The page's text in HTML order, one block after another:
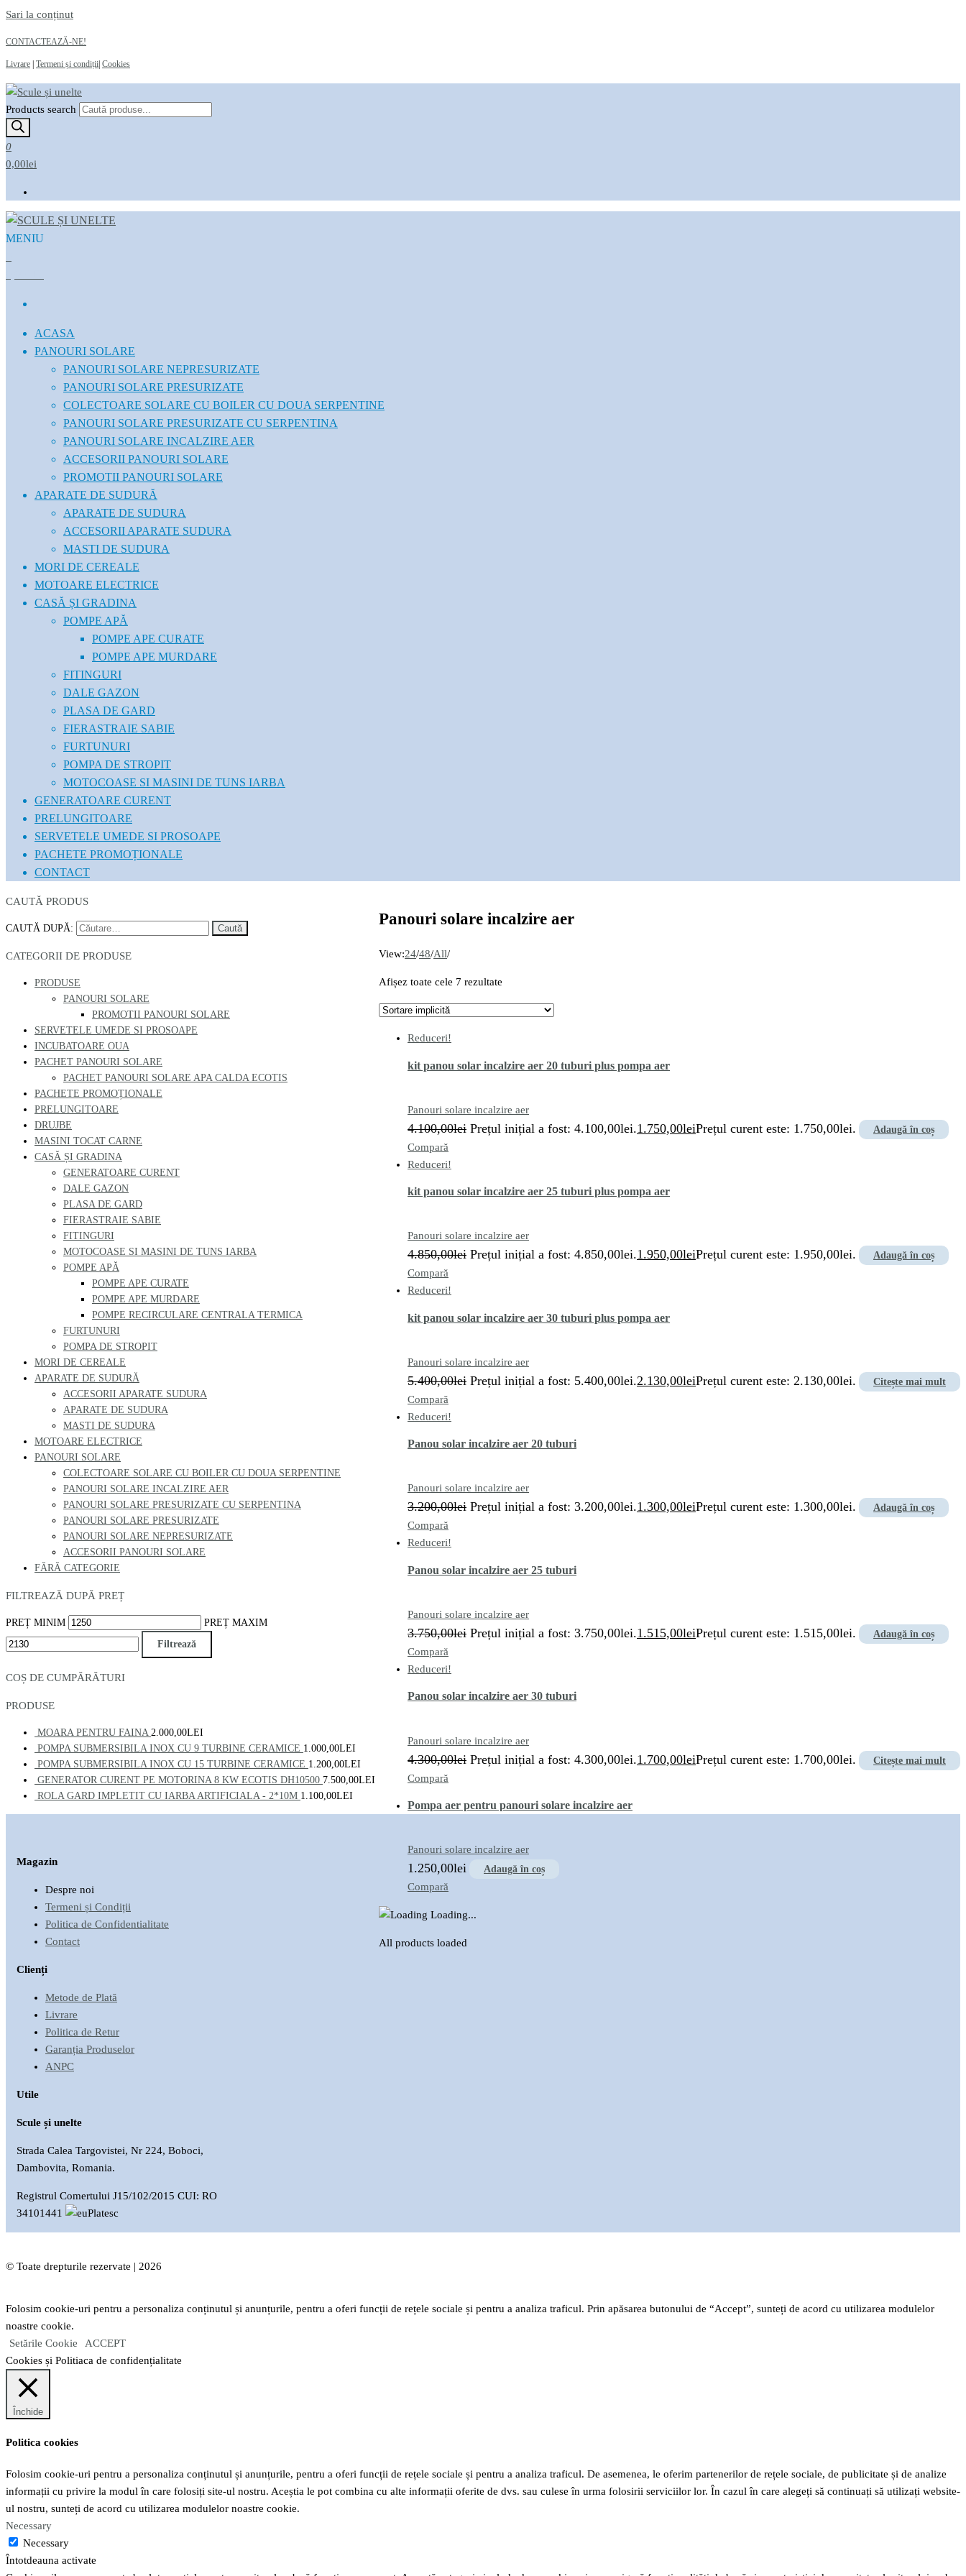
Sari la conținut
CONTACTEAZĂ-NE!
Livrare Termeni și condiții Cookies
Scule și unelte
Magazin online
Products search
0
0,00lei
MENIU
ACASA
PANOURI SOLARE
PANOURI SOLARE NEPRESURIZATE
PANOURI SOLARE PRESURIZATE
COLECTOARE SOLARE CU BOILER CU DOUA SERPENTINE
PANOURI SOLARE PRESURIZATE CU SERPENTINA
PANOURI SOLARE INCALZIRE AER
ACCESORII PANOURI SOLARE
PROMOTII PANOURI SOLARE
APARATE DE SUDURĂ
APARATE DE SUDURA
ACCESORII APARATE SUDURA
MASTI DE SUDURA
MORI DE CEREALE
MOTOARE ELECTRICE
CASĂ ȘI GRADINA
POMPE APĂ
POMPE APE CURATE
POMPE APE MURDARE
FITINGURI
DALE GAZON
PLASA DE GARD
FIERASTRAIE SABIE
FURTUNURI
POMPA DE STROPIT
MOTOCOASE SI MASINI DE TUNS IARBA
GENERATOARE CURENT
PRELUNGITOARE
SERVETELE UMEDE SI PROSOAPE
PACHETE PROMOȚIONALE
CONTACT
Panouri solare incalzire aer
View:24/48/All/
Afișez toate cele 7 rezultate
Reduceri!
kit panou solar incalzire aer 20 tuburi plus pompa aer
Panouri solare incalzire aer
4.100,00lei Prețul inițial a fost: 4.100,00lei.1.750,00leiPrețul curent este: 1.750,00lei. Adaugă în coș
Compară
Reduceri!
kit panou solar incalzire aer 25 tuburi plus pompa aer
Panouri solare incalzire aer
4.850,00lei Prețul inițial a fost: 4.850,00lei.1.950,00leiPrețul curent este: 1.950,00lei. Adaugă în coș
Compară
Reduceri!
kit panou solar incalzire aer 30 tuburi plus pompa aer
Panouri solare incalzire aer
5.400,00lei Prețul inițial a fost: 5.400,00lei.2.130,00leiPrețul curent este: 2.130,00lei. Citește mai mult
Compară
Reduceri!
Panou solar incalzire aer 20 tuburi
Panouri solare incalzire aer
3.200,00lei Prețul inițial a fost: 3.200,00lei.1.300,00leiPrețul curent este: 1.300,00lei. Adaugă în coș
Compară
Reduceri!
Panou solar incalzire aer 25 tuburi
Panouri solare incalzire aer
3.750,00lei Prețul inițial a fost: 3.750,00lei.1.515,00leiPrețul curent este: 1.515,00lei. Adaugă în coș
Compară
Reduceri!
Panou solar incalzire aer 30 tuburi
Panouri solare incalzire aer
4.300,00lei Prețul inițial a fost: 4.300,00lei.1.700,00leiPrețul curent este: 1.700,00lei. Citește mai mult
Compară
Pompa aer pentru panouri solare incalzire aer
Panouri solare incalzire aer
1.250,00lei Adaugă în coș
Compară
Loading...
All products loaded
CAUTĂ PRODUS
CAUTĂ DUPĂ:
CATEGORII DE PRODUSE
PRODUSE
PANOURI SOLARE
PROMOTII PANOURI SOLARE
SERVETELE UMEDE SI PROSOAPE
INCUBATOARE OUA
PACHET PANOURI SOLARE
PACHET PANOURI SOLARE APA CALDA ECOTIS
PACHETE PROMOȚIONALE
PRELUNGITOARE
DRUJBE
MASINI TOCAT CARNE
CASĂ ȘI GRADINA
GENERATOARE CURENT
DALE GAZON
PLASA DE GARD
FIERASTRAIE SABIE
FITINGURI
MOTOCOASE SI MASINI DE TUNS IARBA
POMPE APĂ
POMPE APE CURATE
POMPE APE MURDARE
POMPE RECIRCULARE CENTRALA TERMICA
FURTUNURI
POMPA DE STROPIT
MORI DE CEREALE
APARATE DE SUDURĂ
ACCESORII APARATE SUDURA
APARATE DE SUDURA
MASTI DE SUDURA
MOTOARE ELECTRICE
PANOURI SOLARE
COLECTOARE SOLARE CU BOILER CU DOUA SERPENTINE
PANOURI SOLARE INCALZIRE AER
PANOURI SOLARE PRESURIZATE CU SERPENTINA
PANOURI SOLARE PRESURIZATE
PANOURI SOLARE NEPRESURIZATE
ACCESORII PANOURI SOLARE
FĂRĂ CATEGORIE
FILTREAZĂ DUPĂ PREȚ
PREȚ MINIM
PREȚ MAXIM
Filtrează
COȘ DE CUMPĂRĂTURI
PRODUSE
MOARA PENTRU FAINA 2.000,00LEI
POMPA SUBMERSIBILA INOX CU 9 TURBINE CERAMICE 1.000,00LEI
POMPA SUBMERSIBILA INOX CU 15 TURBINE CERAMICE 1.200,00LEI
GENERATOR CURENT PE MOTORINA 8 KW ECOTIS DH10500 7.500,00LEI
ROLA GARD IMPLETIT CU IARBA ARTIFICIALA - 2*10M 1.100,00LEI
Magazin
Despre noi
Termeni și Condiții
Politica de Confidentialitate
Contact
Clienți
Metode de Plată
Livrare
Politica de Retur
Garanția Produselor
ANPC
Utile
Scule și unelte
Strada Calea Targovistei, Nr 224, Boboci,
Dambovita, Romania.
Registrul Comertului J15/102/2015 CUI: RO
34101441
© Toate drepturile rezervate | 2026
Folosim cookie-uri pentru a personaliza conținutul și anunțurile, pentru a oferi funcții de rețele sociale și pentru a analiza traficul. Prin apăsarea butonului de “Accept”, sunteți de acord cu utilizarea modulelor
noastre cookie.
Setările Cookie
ACCEPT
Cookies și Politiaca de confidențialitate
Închide
Politica cookies
Folosim cookie-uri pentru a personaliza conținutul și anunțurile, pentru a oferi funcții de rețele sociale și pentru a analiza traficul. De asemenea, le oferim partenerilor de rețele sociale, de publicitate și de analize
informații cu privire la modul în care folosiți site-ul nostru. Aceștia le pot combina cu alte informații oferite de dvs. sau culese în urma folosirii serviciilor lor. În cazul în care alegeți să continuați să utilizați website-
ul nostru, sunteți de acord cu utilizarea modulelor noastre cookie.
Necessary
Necessary
Întotdeauna activate